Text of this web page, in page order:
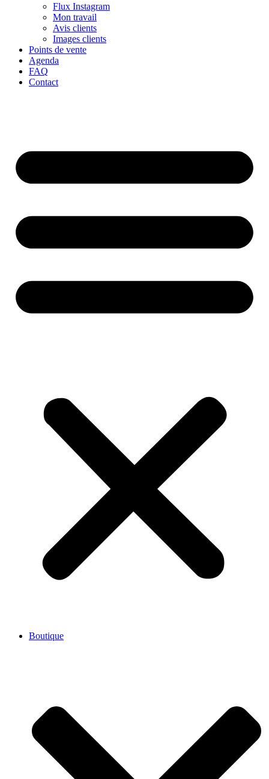
Flux Instagram
Mon travail
Avis clients
Images clients
Points de vente
Agenda
FAQ
Contact
Boutique